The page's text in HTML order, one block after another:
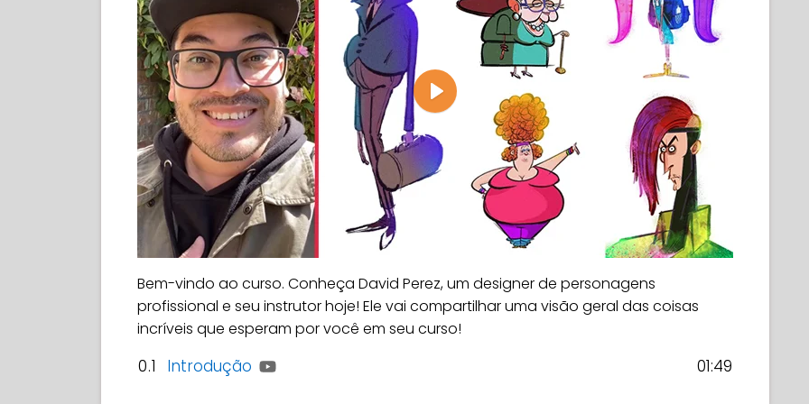
Play
Bem-vindo ao curso. Conheça David Perez, um designer de personagens
profissional e seu instrutor hoje! Ele vai compartilhar uma visão geral das coisas
incríveis que esperam por você em seu curso!
0.1 Introdução 01:49